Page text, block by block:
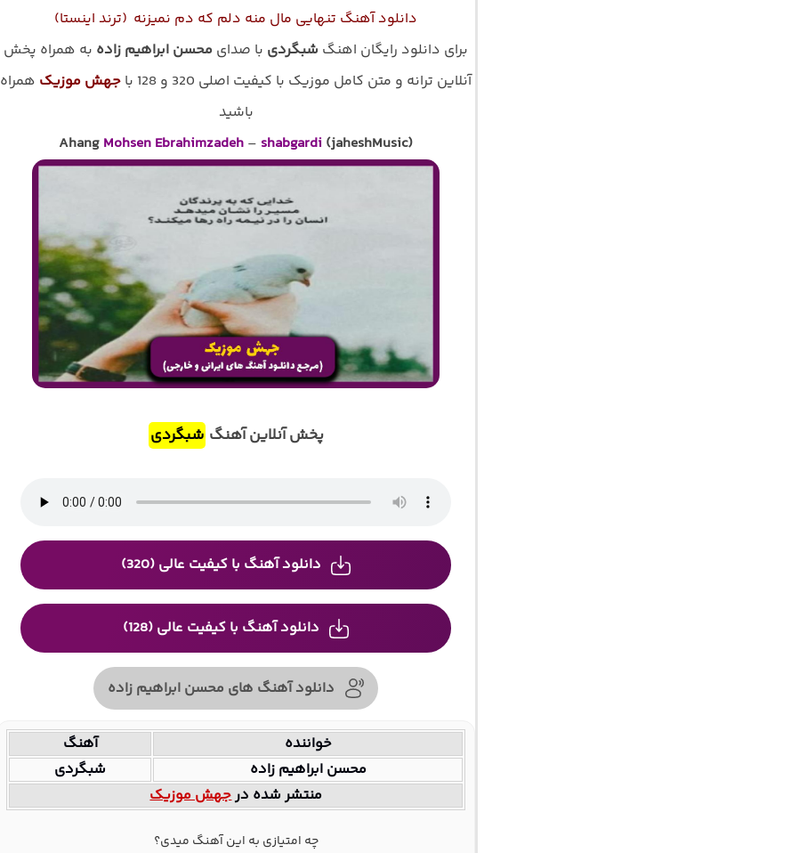
دانلود آهنگ تنهایی مال منه دلم که دم نمیزنه (ترند اینستا)
برای دانلود رایگان اهنگ شبگردی با صدای محسن ابراهیم زاده به همراه پخش
آنلاین ترانه و متن کامل موزیک با کیفیت اصلی 320 و 128 با
جهش موزیک همراه
باشید
Ahang Mohsen Ebrahimzadeh – shabgardi (jaheshMusic)
پخش آنلاین آهنگ شبگردی
دانلود آهنگ با کیفیت عالی (320)
دانلود آهنگ با کیفیت عالی (128)
دانلود آهنگ های محسن ابراهیم زاده
خواننده
آهنگ
محسن ابراهیم زاده
شبگردی
منتشر شده درجهش موزیک
چه امتیازی به این آهنگ میدی؟